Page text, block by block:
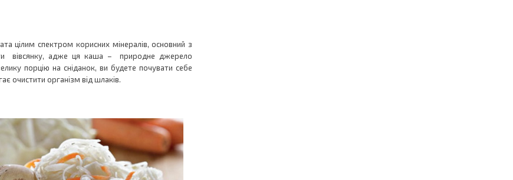
цілим спектром корисних мінералів, основний з
вівсянку, адже ця каша – природне джерело
порцію на сніданок, ви будете почувати себе
очистити організм від шлаків.